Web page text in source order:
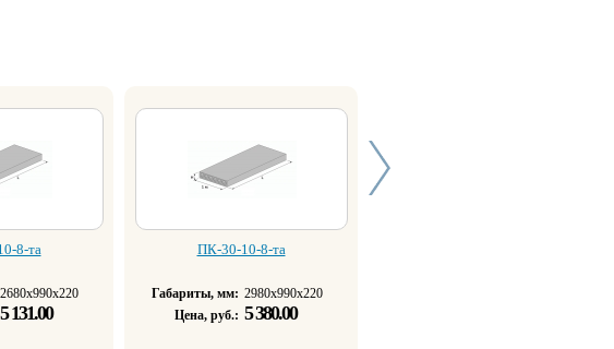
8-та
2680х990х220
5 131.00
ПК-30-10-8-та
Габариты, мм: 2980х990х220
Цена, руб.: 5 380.00